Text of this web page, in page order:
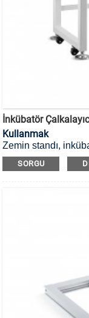
İnkübatör
Kullanmak
Zemin standı,
parçasıdır.
talebini karşılamak
SORGU